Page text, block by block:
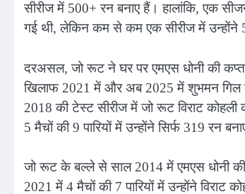
सीरीज में 500+ रन बनाए हैं। हालांकि, एक
गई थी, लेकिन कम से कम एक सीरीज में उन्होंने
दरअसल, जो रूट ने घर पर एमएस धोनी की
खिलाफ 2021 में और अब 2025 में शुभमन गिल
2018 की टेस्ट सीरीज में जो रूट विराट
5 मैचों की 9 पारियों में उन्होंने सिर्फ 319 रन
जो रूट के बल्ले से साल 2014 में एमएस धोनी की
2021 में 4 मैचों की 7 पारियों में उन्होंने विराट